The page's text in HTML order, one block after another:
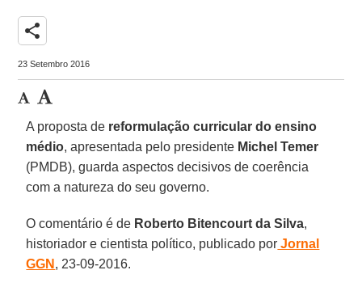
share
23 Setembro 2016
A proposta de reformulação curricular do ensino
médio, apresentada pelo presidente Michel Temer
(PMDB), guarda aspectos decisivos de coerência
com a natureza do seu governo.
O comentário é de Roberto Bitencourt da Silva,
historiador e cientista político, publicado por Jornal
GGN , 23-09-2016.